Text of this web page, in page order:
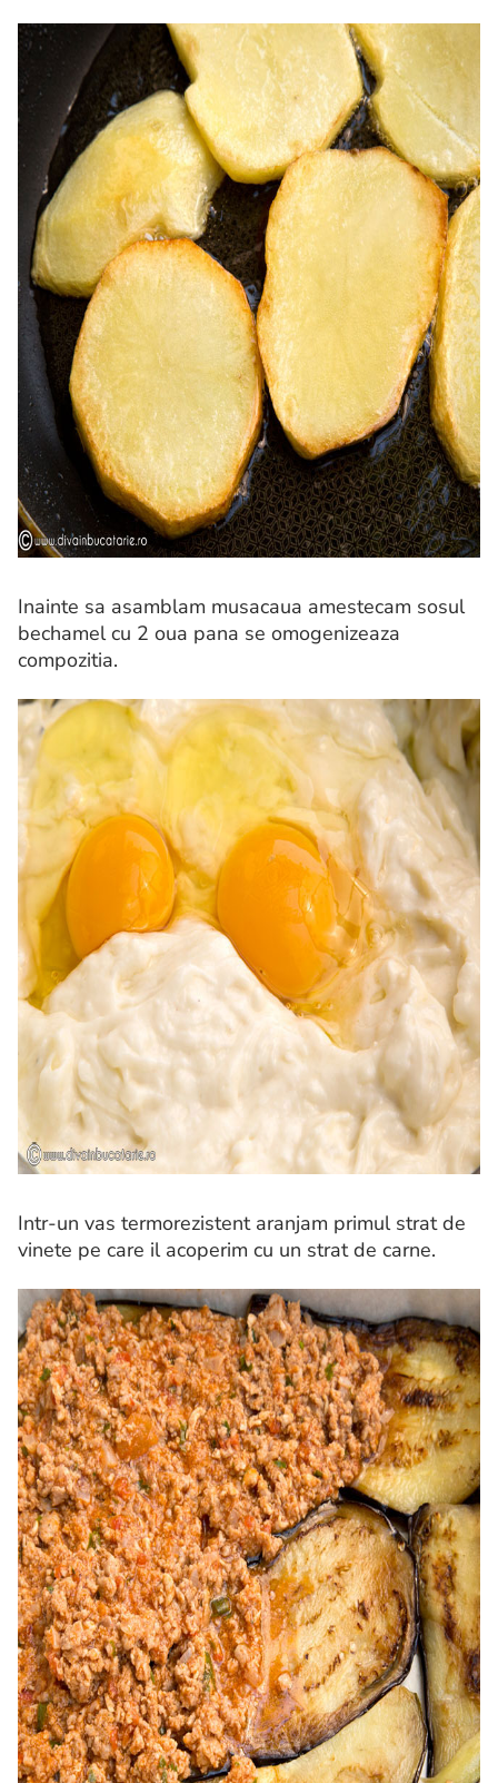
Inainte sa asamblam musacaua amestecam sosul
bechamel cu 2 oua pana se omogenizeaza
compozitia.
Intr-un vas termorezistent aranjam primul strat de
vinete pe care il acoperim cu un strat de carne.